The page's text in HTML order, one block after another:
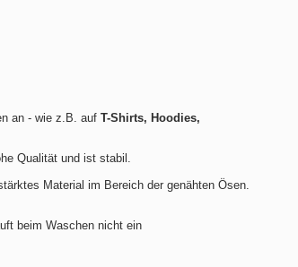
an - wie z.B. auf T-Shirts, Hoodies,
Qualität und ist stabil.
Material im Bereich der genähten Ösen.
beim Waschen nicht ein